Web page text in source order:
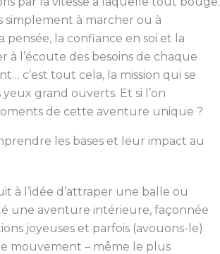
simplement à marcher ou à
pensée, la confiance en soi et la
à l’écoute des besoins de chaque
c’est tout cela, la mission qui se
grand ouverts. Et si l’on
de cette aventure unique ?
les bases et leur impact au
à l’idée d’attraper une balle ou
une aventure intérieure, façonnée
joyeuses et parfois (avouons-le)
mouvement – même le plus